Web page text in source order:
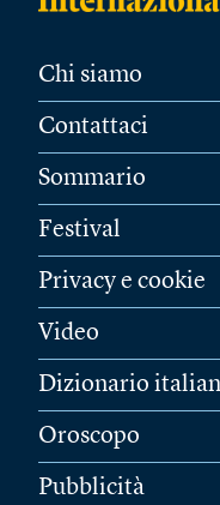
Chi siamo
Contattaci
Sommario
Festival
Privacy e cookie
Video
Dizionario
Oroscopo
Pubblicità